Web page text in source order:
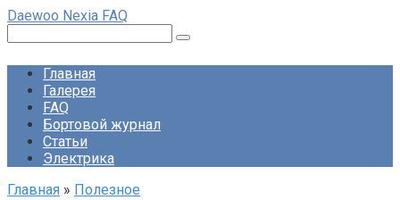
Перейти
контенту
Daewoo Nexia FAQ
Главная
Галерея
FAQ
Бортовой журнал
Статьи
Электрика
Главная » Полезное